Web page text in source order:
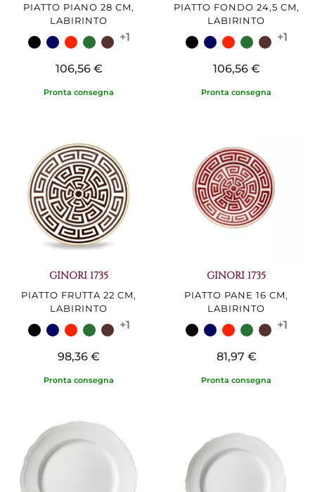
PIATTO PIANO 28 CM,
LABIRINTO
+1
106,56 €
Pronta consegna
PIATTO FONDO 24,5 CM,
LABIRINTO
+1
106,56 €
Pronta consegna
GINORI 1735
PIATTO FRUTTA 22 CM,
LABIRINTO
+1
98,36 €
Pronta consegna
GINORI 1735
PIATTO PANE 16 CM,
LABIRINTO
+1
81,97 €
Pronta consegna